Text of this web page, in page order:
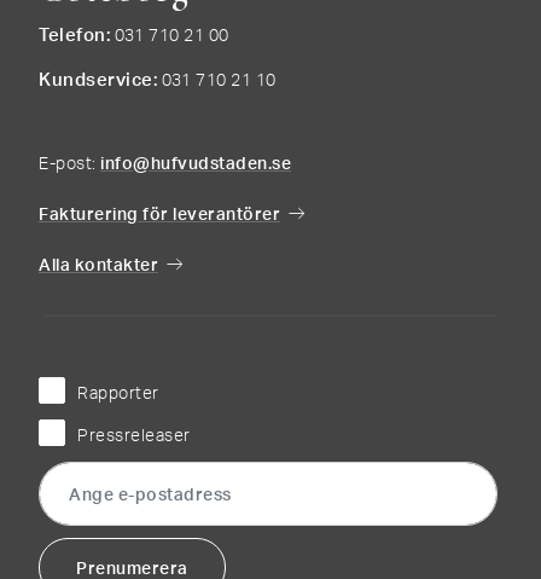
Telefon 031 710 21 00
Kundservice 031 710 21 10
E-post: info@hufvudstaden.se
Fakturering för leverantörer
Alla kontakter
Rapporter
Pressreleaser